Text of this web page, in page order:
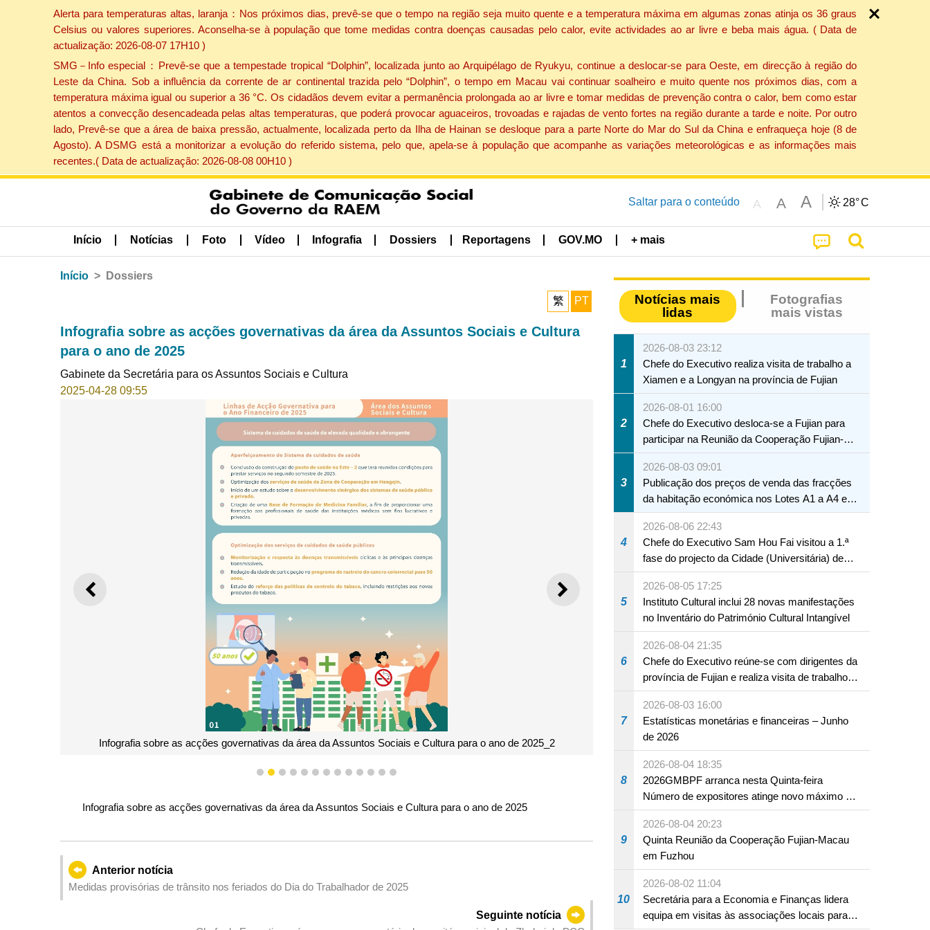
Alerta para temperaturas altas, laranja：Nos próximos dias, prevê-se que o tempo na região seja muito quente e a temperatura máxima em algumas zonas atinja os 36 graus
Celsius ou valores superiores. Aconselha-se à população que tome medidas contra doenças causadas pelo calor, evite actividades ao ar livre e beba mais água. ( Data de
actualização: 2026-08-07 17H10 )
SMG－Info especial：Prevê-se que a tempestade tropical “Dolphin”, localizada junto ao Arquipélago de Ryukyu, continue a deslocar-se para Oeste, em direcção à região do
Leste da China. Sob a influência da corrente de ar continental trazida pelo “Dolphin”, o tempo em Macau vai continuar soalheiro e muito quente nos próximos dias, com a
temperatura máxima igual ou superior a 36 °C. Os cidadãos devem evitar a permanência prolongada ao ar livre e tomar medidas de prevenção contra o calor, bem como estar
atentos a convecção desencadeada pelas altas temperaturas, que poderá provocar aguaceiros, trovoadas e rajadas de vento fortes na região durante a tarde e noite. Por outro
lado, Prevê-se que a área de baixa pressão, actualmente, localizada perto da Ilha de Hainan se desloque para a parte Norte do Mar do Sul da China e enfraqueça hoje (8 de
Agosto). A DSMG está a monitorizar a evolução do referido sistema, pelo que, apela-se à população que acompanhe as variações meteorológicas e as informações mais
recentes.( Data de actualização: 2026-08-08 00H10 )
Saltar para o conteúdo A A A 28°C
Início Notícias Foto Vídeo Infografia Dossiers Reportagens GOV.MO + mais
Início Dossiers
繁 PT
Infografia sobre as acções governativas da área da Assuntos Sociais e Cultura
para o ano de 2025
Gabinete da Secretária para os Assuntos Sociais e Cultura
2025-04-28 09:55
ANTERIOR SEGUINTE
Infografia sobre as acções governativas da área da Assuntos Sociais e Cultura para o ano de 2025_2
1 2 3 4 5 6 7 8 9 10111213
Infografia sobre as acções governativas da área da Assuntos Sociais e Cultura para o ano de 2025
Anterior notícia
Medidas provisórias de trânsito nos feriados do Dia do Trabalhador de 2025
Seguinte notícia
Notícias mais
lidas
Fotografias
mais vistas
1
2026-08-03 23:12
Chefe do Executivo realiza visita de trabalho a
Xiamen e a Longyan na província de Fujian
2
2026-08-01 16:00
Chefe do Executivo desloca-se a Fujian para
participar na Reunião da Cooperação Fujian-
Macau
3
2026-08-03 09:01
Publicação dos preços de venda das fracções
da habitação económica nos Lotes A1 a A4 e
A12 da Zona A dos Novos Aterros
4
2026-08-06 22:43
Chefe do Executivo Sam Hou Fai visitou a 1.ª
fase do projecto da Cidade (Universitária) de
Educação Internacional de Macau e Hengqin
5
2026-08-05 17:25
Instituto Cultural inclui 28 novas manifestações
no Inventário do Património Cultural Intangível
6
2026-08-04 21:35
Chefe do Executivo reúne-se com dirigentes da
província de Fujian e realiza visita de trabalho
em Fuzhou
7
2026-08-03 16:00
Estatísticas monetárias e financeiras – Junho
de 2026
8
2026-08-04 18:35
2026GMBPF arranca nesta Quinta-feira
Número de expositores atinge novo máximo em
18 anos
9
2026-08-04 20:23
Quinta Reunião da Cooperação Fujian-Macau
em Fuzhou
10
2026-08-02 11:04
Secretária para a Economia e Finanças lidera
equipa em visitas às associações locais para